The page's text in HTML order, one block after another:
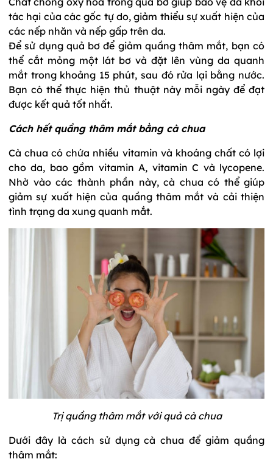
tác hại của các gốc tự do, giảm thiểu sự xuất hiện của
các nếp nhăn và nếp gấp trên da.
Để sử dụng quả bơ để giảm quầng thâm mắt, bạn có
thể cắt mỏng một lát bơ và đặt lên vùng da quanh
mắt trong khoảng 15 phút, sau đó rửa lại bằng nước.
Bạn có thể thực hiện thủ thuật này mỗi ngày để đạt
được kết quả tốt nhất.
Cách hết quầng thâm mắt bằng cà chua
Cà chua có chứa nhiều vitamin và khoáng chất có lợi
cho da, bao gồm vitamin A, vitamin C và lycopene.
Nhờ vào các thành phần này, cà chua có thể giúp
giảm sự xuất hiện của quầng thâm mắt và cải thiện
tình trạng da xung quanh mắt.
Trị quầng thâm mắt với quả cà chua
Dưới đây là cách sử dụng cà chua để giảm quầng
thâm mắt: